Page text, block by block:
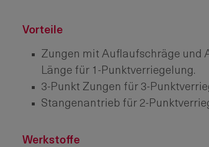
Vorteile
Zungen mit Auflaufschräge und
Länge für 1-Punktverriegelung.
3-Punkt Zungen für 3-
Stangenantrieb für 2-
Werkstoffe